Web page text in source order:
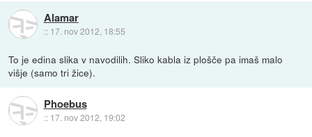
Alamar
:: 17. nov 2012, 18:55
To je edina slika v navodilih. Sliko kabla iz plošče pa imaš malo
višje (samo tri žice).
Phoebus
:: 17. nov 2012, 19:02